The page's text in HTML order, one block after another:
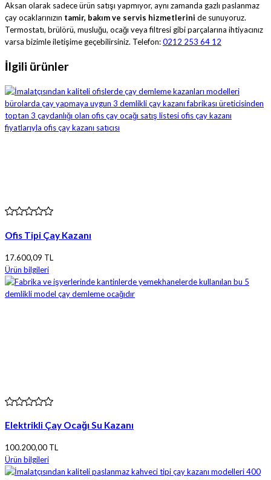
Aksan olarak sadece ürün satışı yapmıyor, aynı zamanda gazlı paslanmaz
çay ocaklarınızın tamir, bakım ve servis hizmetlerini de sunuyoruz.
Termostatı, brülörü, musluğu, ocağı veya filtresi gibi parçalarına ihtiyacınız
varsa bizimle iletişime geçebilirsiniz. Telefon:0212 253 64 12
İlgili ürünler
Ofis Tipi Çay Kazanı
17.600,09 TL
Ürün bilgileri
Elektrikli Çay Ocağı Su Kazanı
100.200,00 TL
Ürün bilgileri